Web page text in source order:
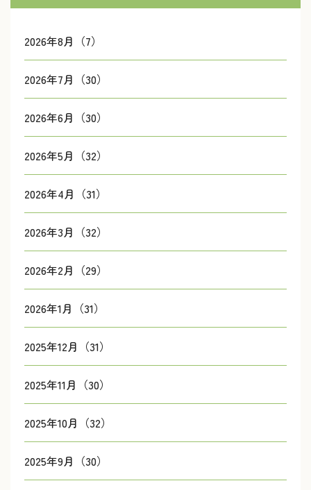
2026年8月（7）
2026年7月（30）
2026年6月（30）
2026年5月（32）
2026年4月（31）
2026年3月（32）
2026年2月（29）
2026年1月（31）
2025年12月（31）
2025年11月（30）
2025年10月（32）
2025年9月（30）